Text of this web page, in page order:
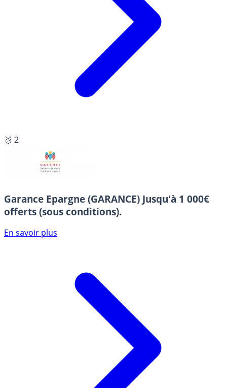
🥈 2
Garance Epargne (GARANCE) Jusqu'à 1 000€
offerts (sous conditions).
En savoir plus